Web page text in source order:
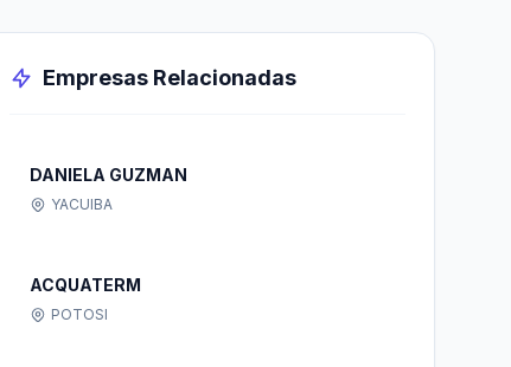
Empresas Relacionadas
DANIELA GUZMAN
YACUIBA
ACQUATERM
POTOSI